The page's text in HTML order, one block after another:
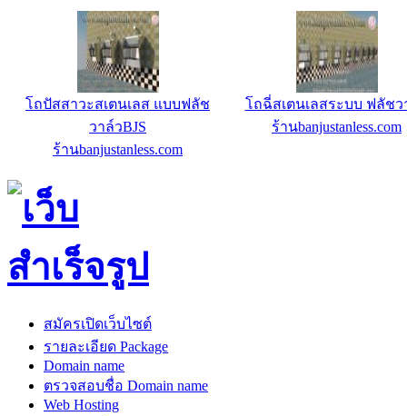
โถปัสสาวะสเตนเลส แบบฟลัช
วาล์วBJS
ร้านbanjustanless.com
โถฉี่สเตนเลสระบบ ฟลัชว
ร้านbanjustanless.com
สมัครเปิดเว็บไซต์
รายละเอียด Package
Domain name
ตรวจสอบชื่อ Domain name
Web Hosting